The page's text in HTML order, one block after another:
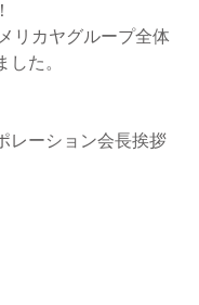
リカヤグループ全体
た。
レーション会長挨拶